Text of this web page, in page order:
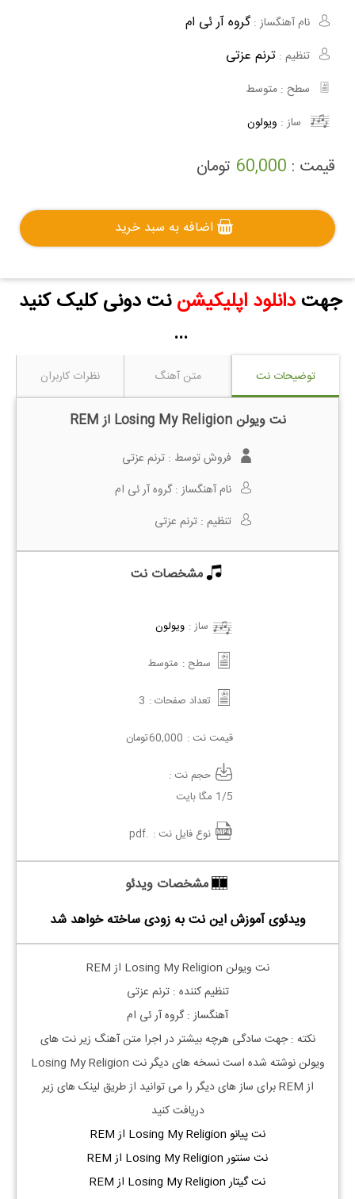
نام آهنگساز :گروه آر ئی ام
تنظیم : ترنم عزتی
سطح : متوسط
ساز : ویولون
قیمت : 60,000 تومان
اضافه به سبد خرید
جهتدانلود اپلیکیشن نت دونی کلیک کنید
...
توضیحات نت متن آهنگ نظرات کاربران
نت ویولن Losing My Religion از REM
فروش توسط : ترنم عزتی
نام آهنگساز :گروه آر ئی ام
تنظیم : ترنم عزتی
مشخصات نت
ساز : ویولون
سطح : متوسط
تعداد صفحات : 3
قیمت نت : 60,000تومان
حجم نت :
1/5 مگا بایت
نوع فایل نت : .pdf
مشخصات ویدئو
ویدئوی آموزش این نت به زودی ساخته خواهد شد
نت ویولن Losing My Religion از REM
تنظیم کننده : ترنم عزتی
آهنگساز : گروه آر ئی ام
نکته : جهت سادگی هرچه بیشتر در اجرا متن آهنگ زیر نت های
ویولن نوشته شده است نسخه های دیگر نت Losing My Religion
از REM برای ساز های دیگر را می توانید از طریق لینک های زیر
دریافت کنید
نت پیانو Losing My Religion از REM
نت سنتور Losing My Religion از REM
نت گیتار Losing My Religion از REM